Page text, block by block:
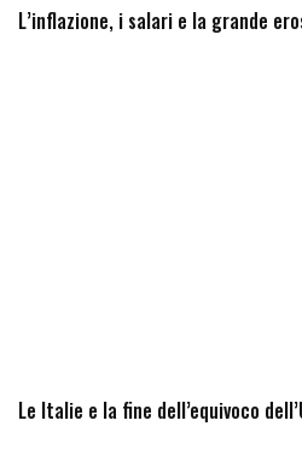
L’inflazione, i salari e la grande
Le Italie e la fine dell’equivoco